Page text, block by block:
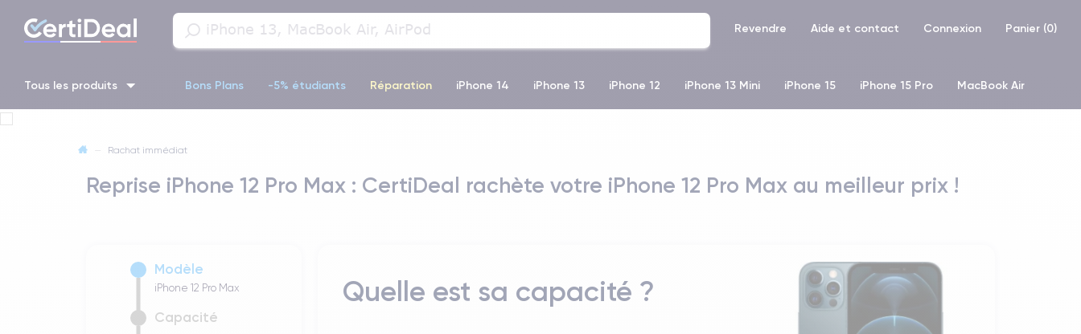
Revendre Aide et contact Connexion Panier (0)
Tous les produits Bons Plans -5% étudiants Réparation iPhone 14 iPhone 13 iPhone 12 iPhone 13 Mini iPhone 15 iPhone 15 Pro MacBook Air
iPhone 14 pro
— Rachat immédiat
Reprise iPhone 12 Pro Max : CertiDeal rachète votre iPhone 12 Pro Max au meilleur prix !
Quelle est sa capacité ?
Modèle
iPhone 12 Pro Max
Capacité